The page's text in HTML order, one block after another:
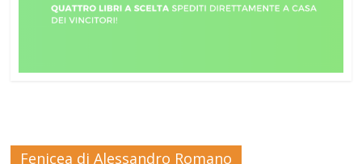
Fenicea di Alessandro Romano